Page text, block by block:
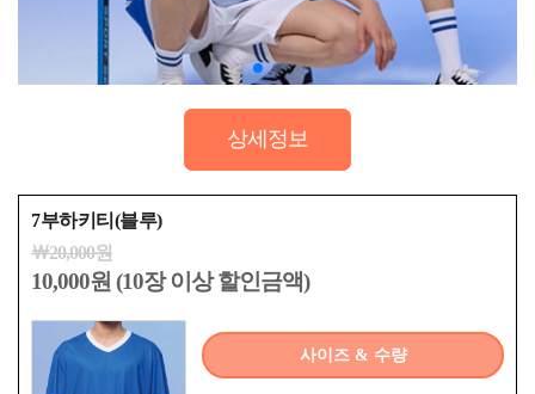
상세정보
7부하키티(블루)
￦20,000원
10,000원 (10장 이상 할인금액)
사이즈 & 수량